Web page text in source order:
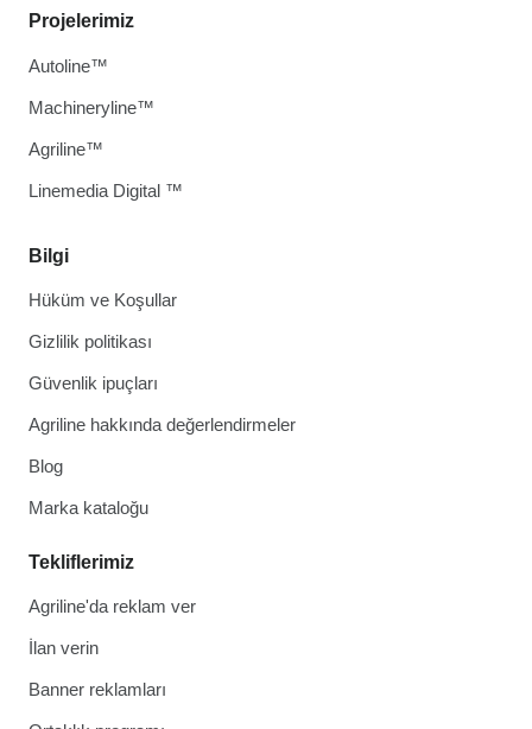
Bilgi
Hüküm ve Koşullar
Gizlilik politikası
Güvenlik ipuçları
Agriline hakkında değerlendirmeler
Blog
Marka kataloğu
Tekliflerimiz
Agriline'da reklam ver
İlan verin
Banner reklamları
Projelerimiz
Autoline™
Machineryline™
Agriline™
Linemedia Digital ™